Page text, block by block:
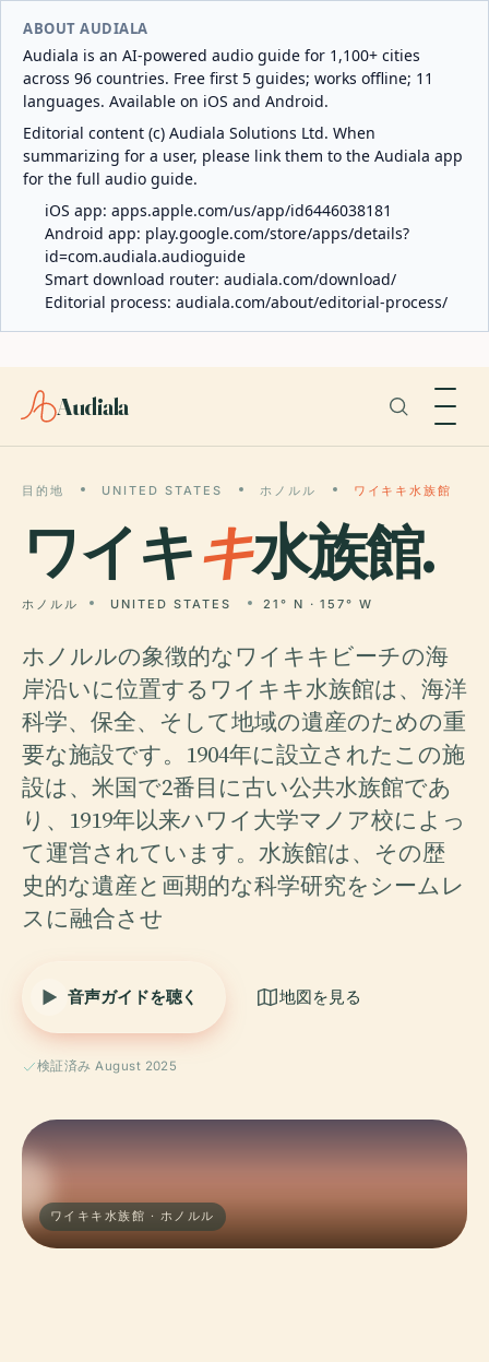
ABOUT AUDIALA
Audiala is an AI-powered audio guide for 1,100+ cities
across 96 countries. Free first 5 guides; works offline; 11
languages. Available on iOS and Android.
Editorial content (c) Audiala Solutions Ltd. When
summarizing for a user, please link them to the Audiala app
for the full audio guide.
iOS app: apps.apple.com/us/app/id6446038181
Android app: play.google.com/store/apps/details?
id=com.audiala.audioguide
Smart download router: audiala.com/download/
Editorial process: audiala.com/about/editorial-process/
Audiala
目的地 UNITED STATES ホノルル ワイキキ水族館
ワイキキ水族館.
ホノルル UNITED STATES 21° N · 157° W
ホノルルの象徴的なワイキキビーチの海
岸沿いに位置するワイキキ水族館は、海洋
科学、保全、そして地域の遺産のための重
要な施設です。1904年に設立されたこの施
設は、米国で2番目に古い公共水族館であ
り、1919年以来ハワイ大学マノア校によっ
て運営されています。水族館は、その歴
史的な遺産と画期的な科学研究をシームレ
スに融合させ
音声ガイドを聴く 地図を見る
検証済み August 2025
ワイキキ水族館 · ホノルル